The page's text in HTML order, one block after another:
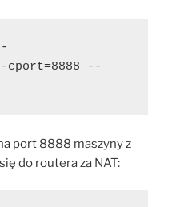
--cport=8888 --
port 8888 maszyny z
do routera za NAT: